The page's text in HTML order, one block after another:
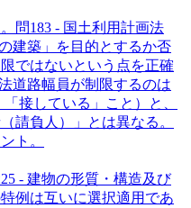
問183 - 国土利用計画法
の建築」を目的とするか否
ではないという点を正確
道路幅員が制限するのは
接している」こと）と、
請負人）」とは異なる。
ト。
5 - 建物の形質・構造及び
例は互いに選択適用であ